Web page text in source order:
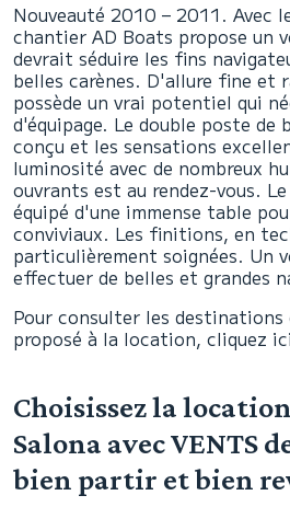
Nouveauté 2010 – 2011. Avec
chantier AD Boats propose un
devrait séduire les fins
belles carènes. D'allure fine et
possède un vrai potentiel qui
d'équipage. Le double poste de
conçu et les sensations
luminosité avec de nombreux
ouvrants est au rendez-vous.
équipé d'une immense table
conviviaux. Les finitions, en
particulièrement soignées. Un
effectuer de belles et grandes
Pour consulter les
proposé à la location, cliquez
Choisissez la
Salona avec VENTS
bien partir et bien